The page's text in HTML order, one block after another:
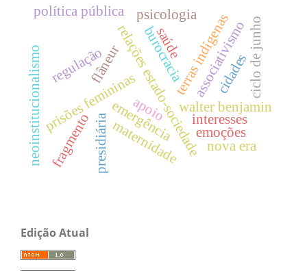
terras indígenas
emergência
relações estado-sociedade
prisões femininas
presidiáriamaternidade
walter benjamin
flâneur
fragmento
neoinstitucionalismo interesses
regulação burocracia
política pública
emoções
associativismociclo de junho
cidades
saúde
psicologia
apoio
nova era
Edição Atual